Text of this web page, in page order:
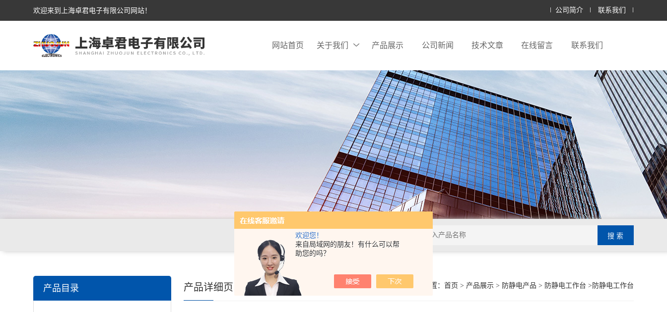
欢迎您！
来自局域网的朋友！有什么可以帮
助您的吗？
欢迎来到上海卓君电子有限公司网站！ 公司简介 联系我们
网站首页 关于我们 产品展示 公司新闻 技术文章 在线留言 联系我们
产品目录 你的位置： 首页 > 产品展示> 防静电产品 > 防静电工作台 >防静电工作台
产品详细页